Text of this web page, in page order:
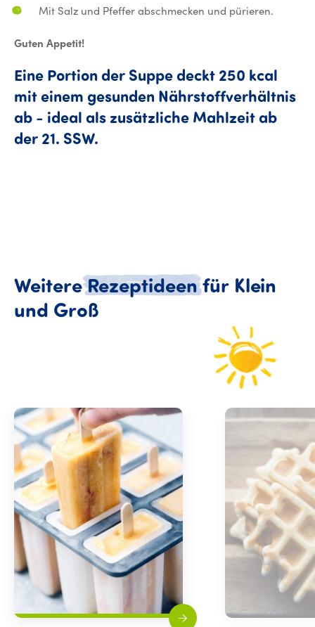
Mit Salz und Pfeffer abschmecken und pürieren.
Guten Appetit!
Eine Portion der Suppe deckt 250 kcal
mit einem gesunden Nährstoffverhältnis
ab - ideal als zusätzliche Mahlzeit ab
der 21. SSW.
Weitere Rezeptideen für Klein
und GroßWeitere Rezeptideen